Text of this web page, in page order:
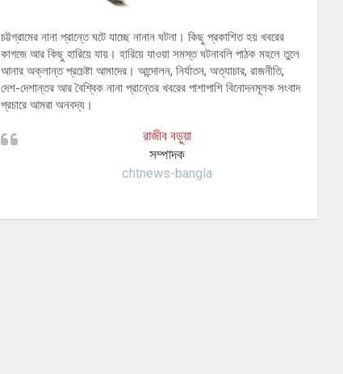
চট্টগ্রামের নানা প্রান্তে ঘটে যাচ্ছে নানান ঘটনা। কিছু প্রকাশিত হয় খবরের
কাগজে আর কিছু হারিয়ে যায়। হারিয়ে যাওয়া সমস্ত ঘটনাবলি পাঠক মহলে তুলে
আনার অক্লান্ত প্রচেষ্টা আমাদের। আন্দোলন, নির্যাতন, অত্যাচার, রাজনীতি,
দেশ-দেশান্তর আর বৈশ্বিক নানা প্রান্তের খবরের পাশাপাশি বিনোদনমূলক সংবাদ
প্রচারে আমরা অনবদ্য।
রাজীব বড়ুয়া
সম্পাদক
chtnews-bangla